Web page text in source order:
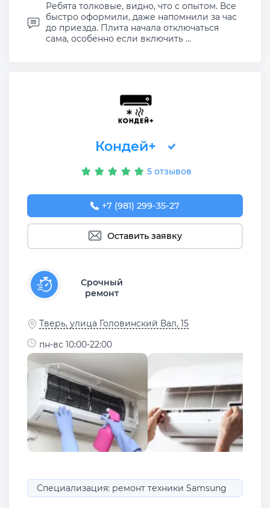
Ребята толковые, видно, что с опытом. Все
быстро оформили, даже напомнили за час
до приезда. Плита начала отключаться
сама, особенно если включить ...
Кондей+
5 отзывов
+7 (981) 299-35-27
Оставить заявку
Срочный
ремонт
Тверь, улица Головинский Вал, 15
пн-вс 10:00-22:00
Специализация: ремонт техники Samsung